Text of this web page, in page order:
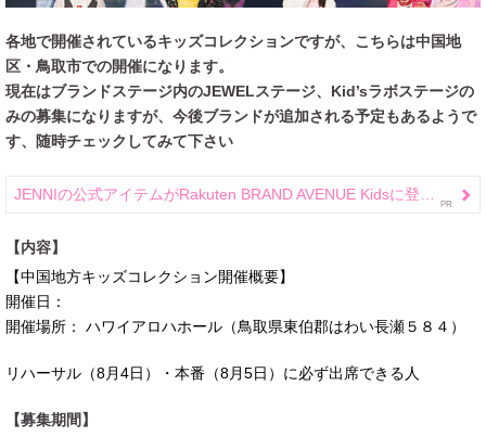
各地で開催されているキッズコレクションですが、こちらは中国地
区・鳥取市での開催になります。
現在はブランドステージ内のJEWELステージ、Kid’sラボステージの
みの募集になりますが、今後ブランドが追加される予定もあるようで
す、随時チェックしてみて下さい
JENNIの公式アイテムがRakuten BRAND AVENUE Kidsに登場！
【内容】
【中国地方キッズコレクション開催概要】
開催日：
開催場所： ハワイアロハホール（鳥取県東伯郡はわい長瀬５８４）
リハーサル（8月4日）・本番（8月5日）に必ず出席できる人
【募集期間】